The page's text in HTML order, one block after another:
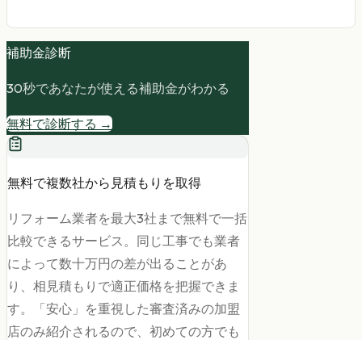
補助金診断
30秒であなたが使える補助金がわかる
無料で診断する →
無料で複数社から見積もりを取得
リフォーム業者を最大3社まで無料で一括
比較できるサービス。同じ工事でも業者
によって数十万円の差が出ることがあ
り、相見積もりで適正価格を把握できま
す。「安心」を重視した審査済みの加盟
店のみ紹介されるので、初めての方でも